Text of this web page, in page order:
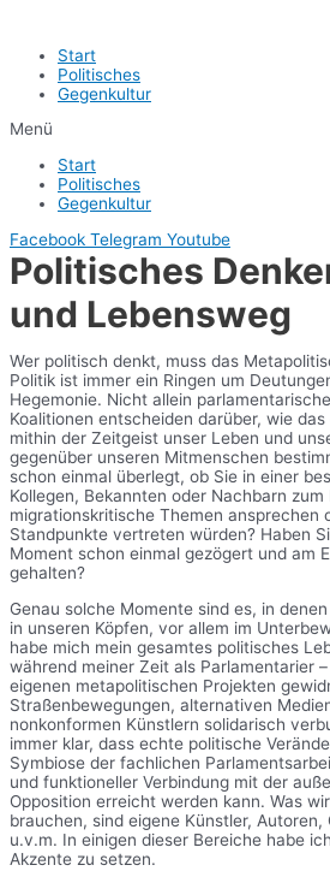
Start
Politisches
Gegenkultur
Menü
Start
Politisches
Gegenkultur
Facebook Telegram Youtube
Politisches
und Lebensweg
Wer politisch denkt, muss das
Politik ist immer ein Ringen um
Hegemonie. Nicht allein
Koalitionen entscheiden darüber, wie
mithin der Zeitgeist unser Leben und
gegenüber unseren Mitmenschen
schon einmal überlegt, ob Sie in einer
Kollegen, Bekannten oder Nachbarn zum
migrationskritische Themen ansprechen
Standpunkte vertreten würden? Haben
Moment schon einmal gezögert und am
gehalten?
Genau solche Momente sind es, in
in unseren Köpfen, vor allem im
habe mich mein gesamtes politisches
während meiner Zeit als Parlamentarier
eigenen metapolitischen Projekten
Straßenbewegungen, alternativen
nonkonformen Künstlern solidarisch
immer klar, dass echte politische
Symbiose der fachlichen
und funktioneller Verbindung mit der
Opposition erreicht werden kann. Was
brauchen, sind eigene Künstler,
u.v.m. In einigen dieser Bereiche habe
Akzente zu setzen.